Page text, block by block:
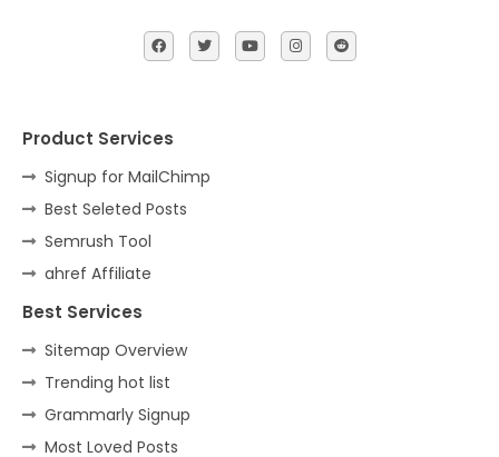
Product Services
Signup for MailChimp
Best Seleted Posts
Semrush Tool
ahref Affiliate
Best Services
Sitemap Overview
Trending hot list
Grammarly Signup
Most Loved Posts